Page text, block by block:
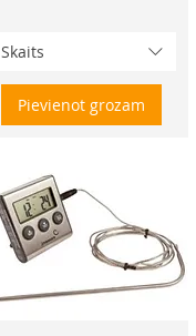
Skaits
Pievienot grozam